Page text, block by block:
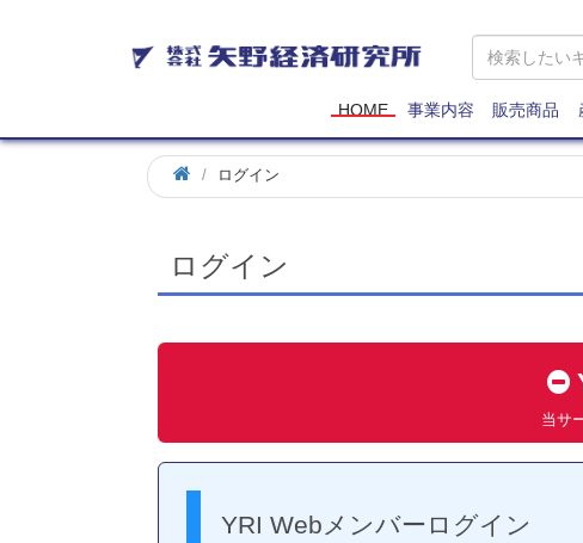
矢
野
研
究
所
HOME 事業内容 販売商品
ログイン
ログイン
当サ
YRI Webメンバーログイン